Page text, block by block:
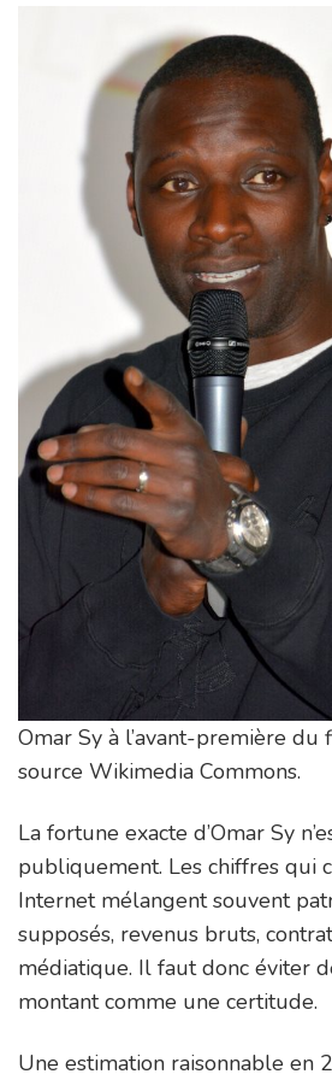
Omar Sy à l’avant-première
source Wikimedia Commons.
La fortune exacte d’Omar Sy
publiquement. Les chiffres qui
Internet mélangent souvent
supposés, revenus bruts,
médiatique. Il faut donc éviter
montant comme une certitude.
Une estimation raisonnable en